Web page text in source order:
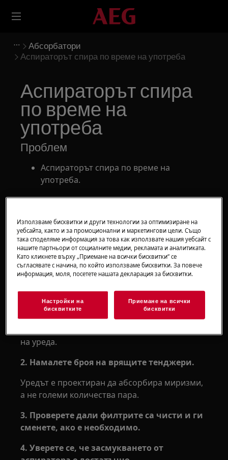
Абсорбатори
Аспираторът спира по време на употреба
Аспираторът спира
по време на
употреба
Проблем
Аспираторът спира по време на
употреба.
Аспиратори за готварска печка
Решение
1. Изключете готварската печка и
включете уреда.
Това трябва да даде на аспиратора
на уреда.
2. Намалете броя на врящите тенджери.
Уредът е проектиран да абсорбира миризми,
а не големи количества пара.
3. Проверете дали филтрите са чисти и ги
сменете, ако е необходимо.
4. Уверете се, че засмукването от
Използваме бисквитки и други технологии за оптимизиране на
уебсайта, както и за промоционални и маркетингови цели. Също
така споделяме информация за това как използвате нашия уебсайт с
нашите партньори от социалните медии, рекламата и аналитиката.
Като кликнете върху „Приемане на всички бисквитки“ се
съгласявате с начина, по който използваме бисквитки. За повече
информация, моля, посетете нашата декларация за бисквитки.
Настройки на
бисквитките
Приемане на всички
бисквитки